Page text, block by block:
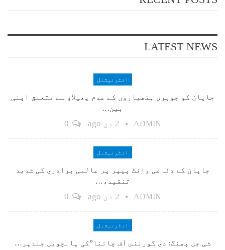
LATEST NEWS
انٹرنیشنل
جاپان کو جوہری ہتھیاروں کے عدم پھیلاؤ سے متعلق اپنی
بین…
ADMIN 2 دن ago
انٹرنیشنل
جاپان کے دفاعی وائٹ پیپر پر عالمی برادری کی شدید
تنقید،…
ADMIN 2 دن ago
انٹرنیشنل
شی جن پھنگ: دی گورننس آف چائنا”کی پانچویں جلدپر…